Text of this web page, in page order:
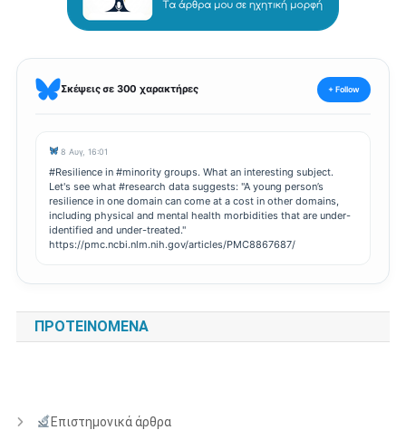
Σκέψεις σε 300 χαρακτήρες + Follow
8 Αυγ, 16:01
#Resilience in #minority groups. What an interesting subject.
Let's see what #research data suggests: "A young person’s
resilience in one domain can come at a cost in other domains,
including physical and mental health morbidities that are under-
identified and under-treated."
https://pmc.ncbi.nlm.nih.gov/articles/PMC8867687/
ΠΡΟΤΕΙΝΌΜΕΝΑ
Επιστημονικά άρθρα